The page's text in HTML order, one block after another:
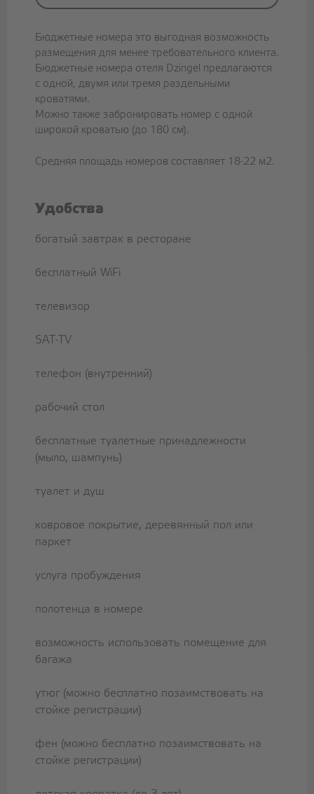
Бюджетные номера это выгодная возможность
размещения для менее требовательного клиента.
Бюджетные номера отеля Dzingel предлагаются
с одной, двумя или тремя раздельными
кроватями.
Можно также забронировать номер с одной
широкой кроватью (до 180 см).
Средняя площадь номеров составляет 18-22 м2.
Удобства
богатый завтрак в ресторане
бесплатный WiFi
телевизор
SAT-TV
телефон (внутренний)
рабочий стол
бесплатные туалетные принадлежности
(мыло, шампунь)
туалет и душ
ковровое покрытие, деревянный пол или
паркет
услуга пробуждения
полотенца в номере
возможность использовать помещение для
багажа
утюг (можно бесплатно позаимствовать на
стойке регистрации)
фен (можно бесплатно позаимствовать на
стойке регистрации)